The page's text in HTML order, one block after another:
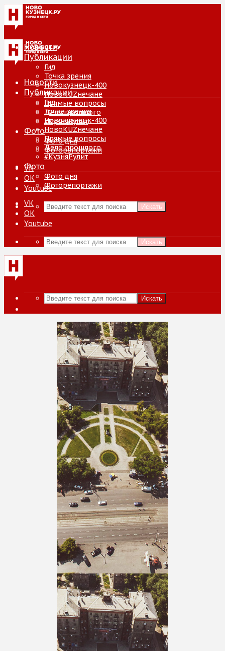
Новости
Публикации
Гид
Точка зрения
Новокузнецк-400
НовоKUZнечане
Прямые вопросы
Дело прошлого
#КузняРулит
Фото
Фото дня
Фоторепортажи
VK
ОК
Youtube
Искать
Новости
Публикации
Гид
Точка зрения
Новокузнецк-400
НовоKUZнечане
Прямые вопросы
Дело прошлого
#КузняРулит
Фото
Фото дня
Фоторепортажи
VK
ОК
Youtube
Искать
Искать